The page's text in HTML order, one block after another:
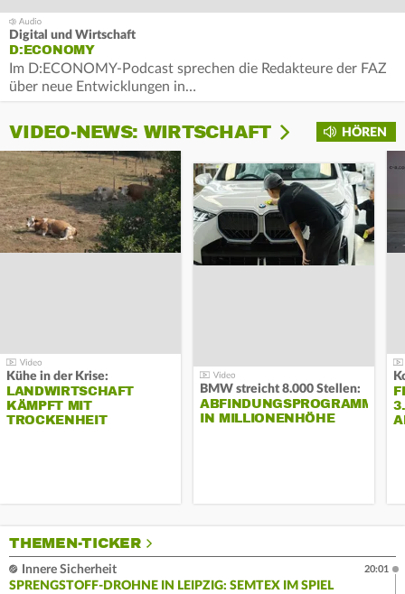
Digital und Wirtschaft
D:ECONOMY
Im D:ECONOMY-Podcast sprechen die Redakteure der FAZ
über neue Entwicklungen in…
HÖREN
VIDEO-NEWS: WIRTSCHAFT
Kühe in der Krise:
LANDWIRTSCHAFT
KÄMPFT MIT
TROCKENHEIT
BMW streicht 8.000 Stellen:
ABFINDUNGSPROGRAMM
IN MILLIONENHÖHE
THEMEN-TICKER
Innere Sicherheit
SPRENGSTOFF-DROHNE IN LEIPZIG: SEMTEX IM SPIEL
20:01